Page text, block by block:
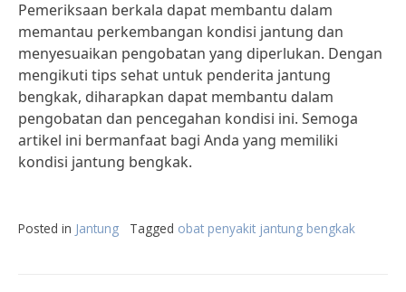
Pemeriksaan berkala dapat membantu dalam
memantau perkembangan kondisi jantung dan
menyesuaikan pengobatan yang diperlukan. Dengan
mengikuti tips sehat untuk penderita jantung
bengkak, diharapkan dapat membantu dalam
pengobatan dan pencegahan kondisi ini. Semoga
artikel ini bermanfaat bagi Anda yang memiliki
kondisi jantung bengkak.
Posted in Jantung Tagged obat penyakit jantung bengkak